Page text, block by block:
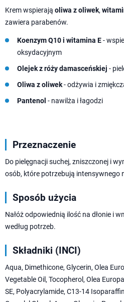
Krem wspierają oliwa z oliwek,
zawiera parabenów.
Koenzym Q10 i witamina E-
oksydacyjnym
Olejek z róży damasceńskiej -
Oliwa z oliwek- odżywia i
Pantenol - nawilża i łagodzi
Przeznaczenie
Do pielęgnacji suchej, zniszczonej i
osób, które potrzebują intensywnego
Sposób użycia
Nałóż odpowiednią ilość na dłonie i
według potrzeb.
Składniki (INCI)
Aqua, Dimethicone, Glycerin, Olea
Vegetable Oil, Tocopherol, Olea
SE, Polyacrylamide, C13-14